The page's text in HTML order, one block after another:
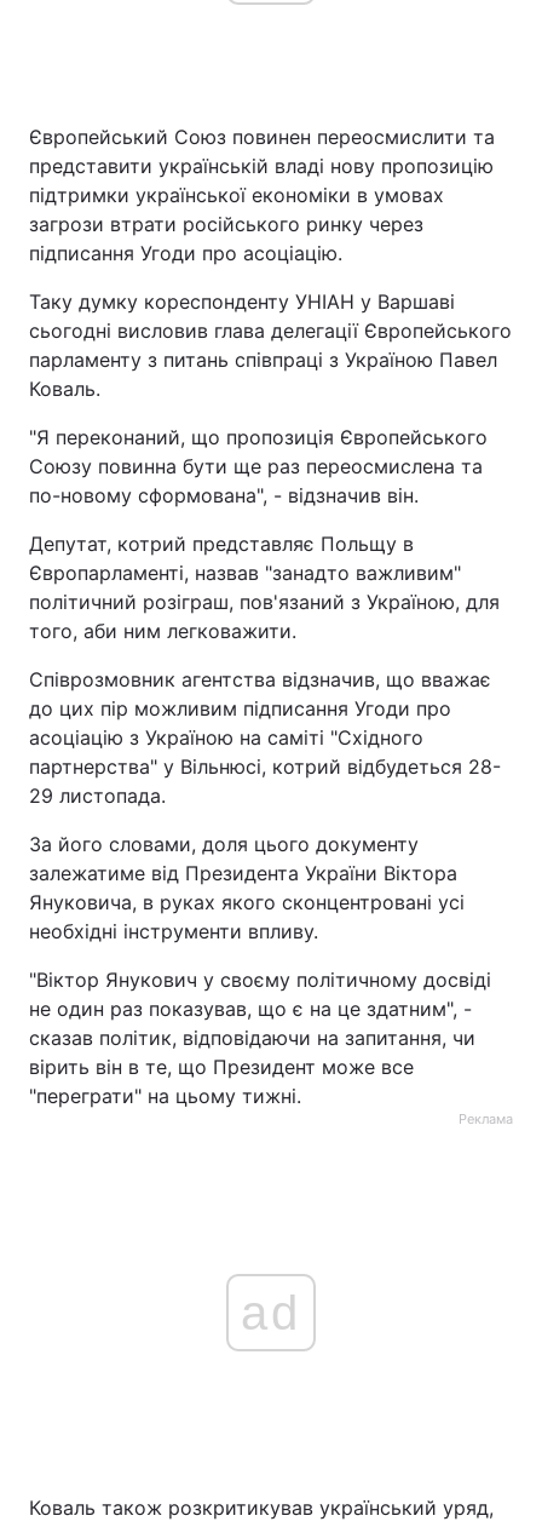
Європейський Союз повинен переосмислити та
представити українській владі нову пропозицію
підтримки української економіки в умовах
загрози втрати російського ринку через
підписання Угоди про асоціацію.
Таку думку кореспонденту УНІАН у Варшаві
сьогодні висловив глава делегації Європейського
парламенту з питань співпраці з Україною Павел
Коваль.
"Я переконаний, що пропозиція Європейського
Союзу повинна бути ще раз переосмислена та
по-новому сформована", - відзначив він.
Депутат, котрий представляє Польщу в
Європарламенті, назвав "занадто важливим"
політичний розіграш, пов'язаний з Україною, для
того, аби ним легковажити.
Співрозмовник агентства відзначив, що вважає
до цих пір можливим підписання Угоди про
асоціацію з Україною на саміті "Східного
партнерства" у Вільнюсі, котрий відбудеться 28-
29 листопада.
За його словами, доля цього документу
залежатиме від Президента України Віктора
Януковича, в руках якого сконцентровані усі
необхідні інструменти впливу.
"Віктор Янукович у своєму політичному досвіді
не один раз показував, що є на це здатним", -
сказав політик, відповідаючи на запитання, чи
вірить він в те, що Президент може все
"переграти" на цьому тижні.
Реклама
ad
Коваль також розкритикував український уряд,